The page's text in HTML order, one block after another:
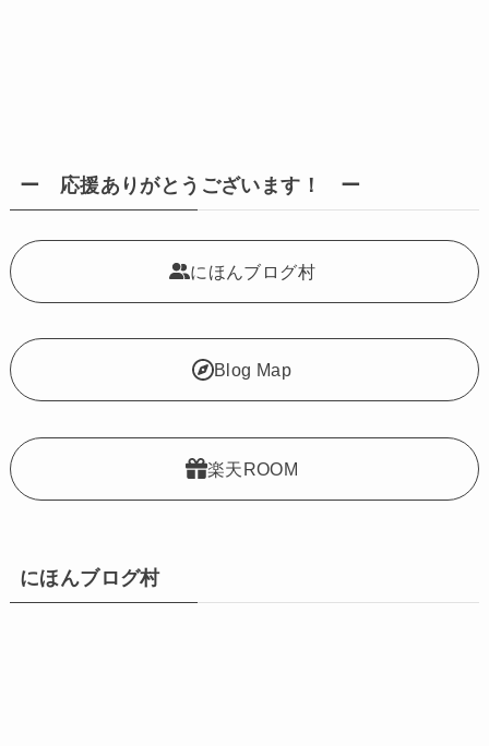
ー 応援ありがとうございます！ ー
にほんブログ村
Blog Map
楽天ROOM
にほんブログ村